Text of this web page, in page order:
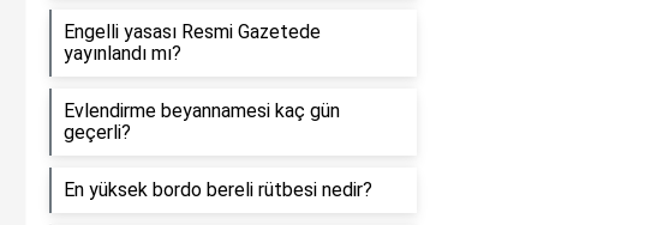
Engelli yasası Resmi Gazetede
yayınlandı mı?
Evlendirme beyannamesi kaç gün
geçerli?
En yüksek bordo bereli rütbesi nedir?